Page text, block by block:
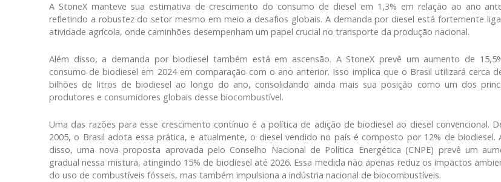
A StoneX manteve sua estimativa de crescimento do consumo de diesel em 1,3% em relação ao ano
refletindo a robustez do setor mesmo em meio a desafios globais. A demanda por diesel está fortemente
atividade agrícola, onde caminhões desempenham um papel crucial no transporte da produção nacional.
Além disso, a demanda por biodiesel também está em ascensão. A StoneX prevê um aumento de
consumo de biodiesel em 2024 em comparação com o ano anterior. Isso implica que o Brasil utilizará cerca
bilhões de litros de biodiesel ao longo do ano, consolidando ainda mais sua posição como um dos
produtores e consumidores globais desse biocombustível.
Uma das razões para esse crescimento contínuo é a política de adição de biodiesel ao diesel convencional.
2005, o Brasil adota essa prática, e atualmente, o diesel vendido no país é composto por 12% de biodiesel.
disso, uma nova proposta aprovada pelo Conselho Nacional de Política Energética (CNPE) prevê um
gradual nessa mistura, atingindo 15% de biodiesel até 2026. Essa medida não apenas reduz os impactos
do uso de combustíveis fósseis, mas também impulsiona a indústria nacional de biocombustíveis.